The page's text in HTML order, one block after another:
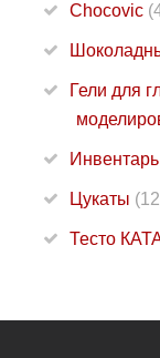
Chocovic
Гели для
Инвентарь
Цукаты
Тесто